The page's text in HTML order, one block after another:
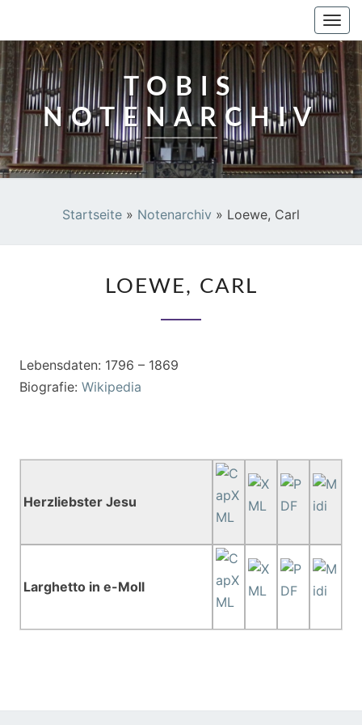
TOBIS
NOTENARCHIV
Startseite » Notenarchiv » Loewe, Carl
CARL
LOEWE, CARL
Lebensdaten: 1796 – 1869
Biografie: Wikipedia
Herzliebster Jesu
Larghetto in e-Moll